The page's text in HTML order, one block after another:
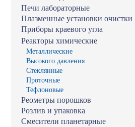
Печи лабораторные
Плазменные установки очистки
Приборы краевого угла
Реакторы химические
Металлические
Высокого давления
Стеклянные
Проточные
Тефлоновые
Реометры порошков
Розлив и упаковка
Смесители планетарные